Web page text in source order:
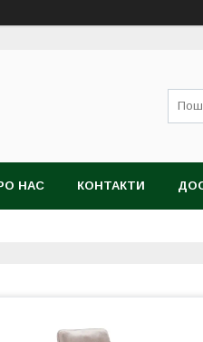
НАС КОНТАКТИ